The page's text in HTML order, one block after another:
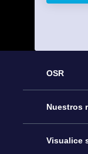
OSR
Atención
Nuestros
Regalo
Visualice